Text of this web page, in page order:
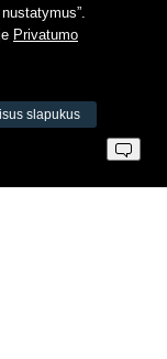
Privatumo
slapukus